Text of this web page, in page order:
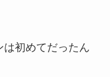
初めてだったん